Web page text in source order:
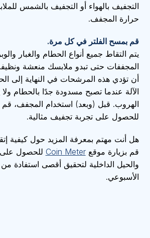
التجفيف بالهواء أو التجفيف بالشمس
حرارة المجفف.
قم بمسح الفلتر في كل مرة.
يتم التقاط جميع أنواع الحطام والغبار
المجففات حتى تبدو ملابسك منعشة
أن تؤدي هذه المرشحات في النهاية إلى
الآلة عندما تصبح مسدودة جدًا بالحطام ولا
الهروب. قبل (وبعد) استخدام المجفف، قم
للحصول على تجربة تجفيف مثالية.
هل أنت مهتم بمعرفة المزيد حول كيفية
قم بزيارة موقعCoin Meter للحصول على
والحيل الداخلية لتحقيق أقصى استفادة
الأسبوعي.